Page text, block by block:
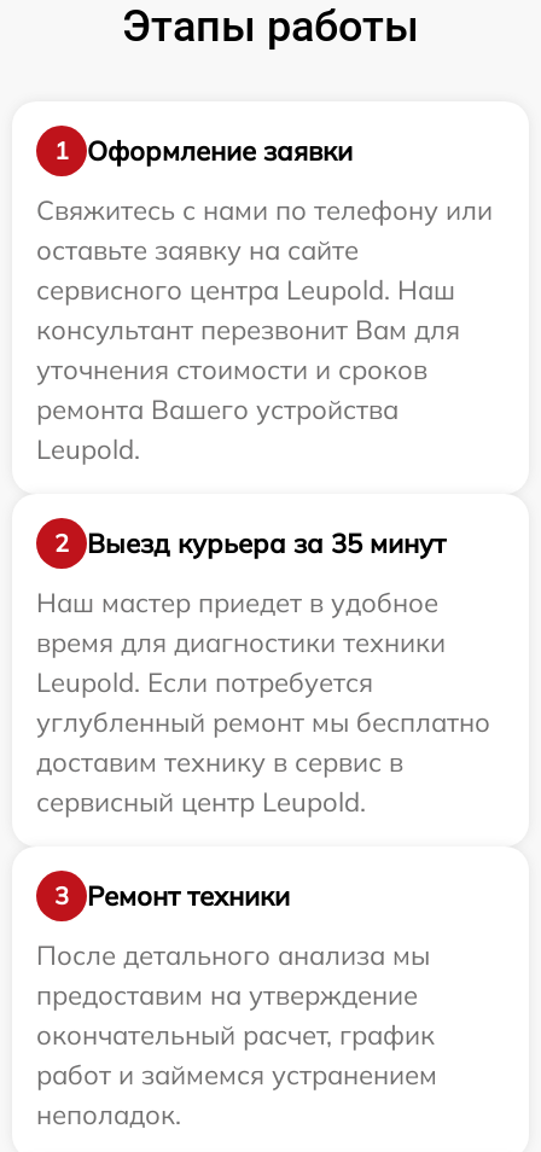
Этапы работы
1
Оформление заявки
Свяжитесь с нами по телефону или
оставьте заявку на сайте
сервисного центра Leupold. Наш
консультант перезвонит Вам для
уточнения стоимости и сроков
ремонта Вашего устройства
Leupold.
2
Выезд курьера за 35 минут
Наш мастер приедет в удобное
время для диагностики техники
Leupold. Если потребуется
углубленный ремонт мы бесплатно
доставим технику в сервис в
сервисный центр Leupold.
3
Ремонт техники
После детального анализа мы
предоставим на утверждение
окончательный расчет, график
работ и займемся устранением
неполадок.